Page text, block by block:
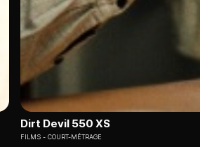
Dirt Devil 550 XS
FILMS COURT-MÉTRAGE